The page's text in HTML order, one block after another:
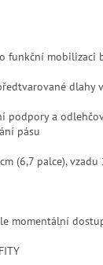
funkční mobilizaci
dlahy
podpory a
pásu
(6,7 palce),
momentální